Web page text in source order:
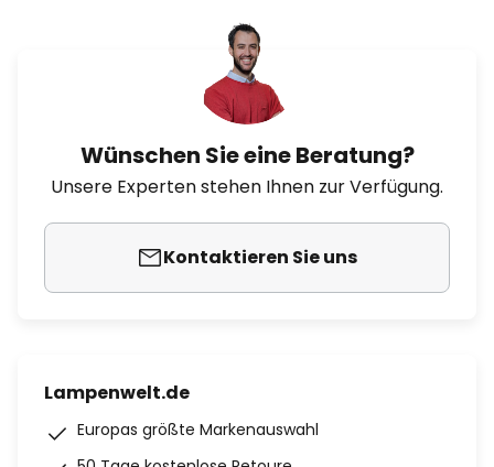
Wünschen Sie eine Beratung?
Unsere Experten stehen Ihnen zur Verfügung.
Kontaktieren Sie uns
Lampenwelt.de
Europas größte Markenauswahl